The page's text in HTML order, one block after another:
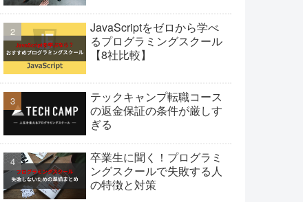
JavaScriptをゼロから学べ
るプログラミングスクール
【8社比較】
テックキャンプ転職コース
の返金保証の条件が厳しす
ぎる
卒業生に聞く！プログラミ
ングスクールで失敗する人
の特徴と対策